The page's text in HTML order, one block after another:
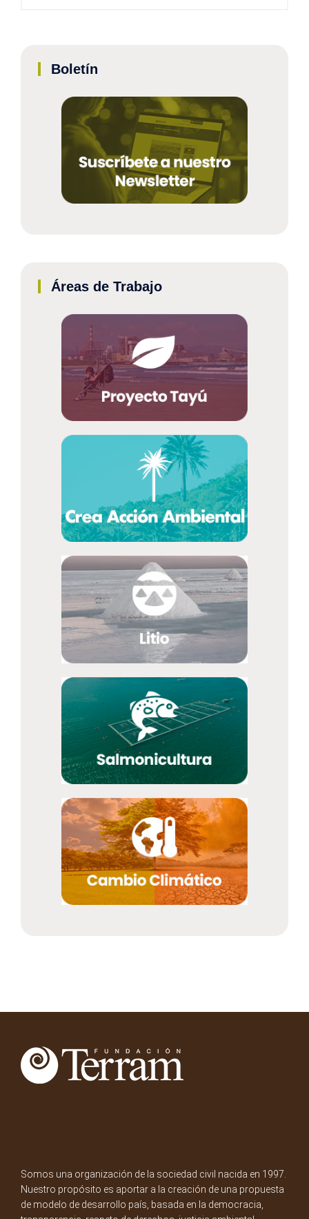
Boletín
Áreas de Trabajo
Somos una organización de la sociedad civil nacida en 1997.
Nuestro propósito es aportar a la creación de una propuesta
de modelo de desarrollo país, basada en la democracia,